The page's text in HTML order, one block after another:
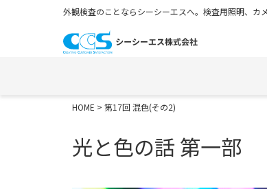
外観検査のことならシーシーエスへ。検査用照明、カ
HOME > 第17回 混色(その2)
光と色の話 第一部